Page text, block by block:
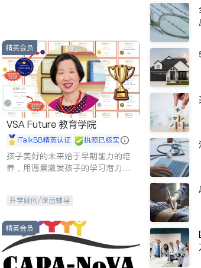
精英会员
VSA Future 教育学院
iTalkBB精英认证 执照已核实
孩子美好的未来始于早期能力的培
养，用愿景激发孩子的学习潜力和
升学顾问/课后辅导
精英会员